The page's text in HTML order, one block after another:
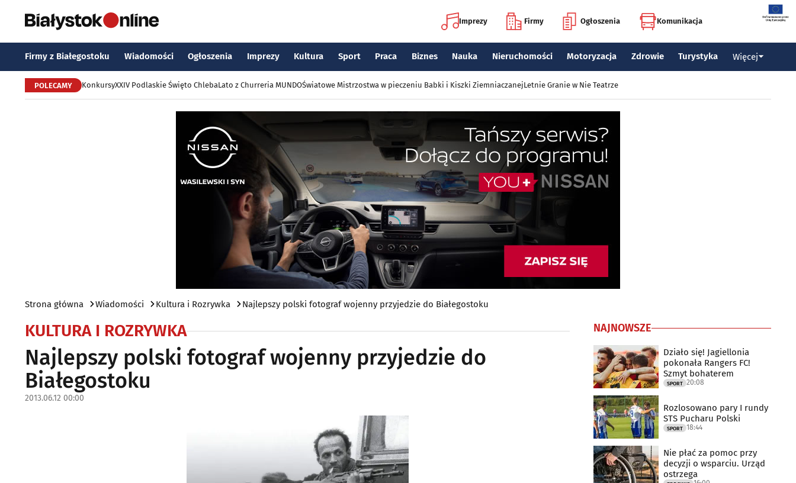
Imprezy Firmy Ogłoszenia Komunikacja
Firmy z Białegostoku Wiadomości Ogłoszenia Imprezy Kultura Sport Praca Biznes Nauka Nieruchomości Motoryzacja Zdrowie Turystyka Więcej
POLECAMY KonkursyXXIV Podlaskie Święto ChlebaLato z Churreria MUNDOŚwiatowe Mistrzostwa w pieczeniu Babki i Kiszki ZiemniaczanejLetnie Granie w Nie Teatrze
Strona główna Wiadomości Kultura i Rozrywka Najlepszy polski fotograf wojenny przyjedzie do Białegostoku
KULTURA I ROZRYWKA
Najlepszy polski fotograf wojenny przyjedzie do
Białegostoku
2013.06.12 00:00
NAJNOWSZE
Działo się! Jagiellonia
pokonała Rangers FC!
Szmyt bohaterem
SPORT 20:08
Rozlosowano pary I rundy
STS Pucharu Polski
SPORT 18:44
Nie płać za pomoc przy
decyzji o wsparciu. Urząd
ostrzega